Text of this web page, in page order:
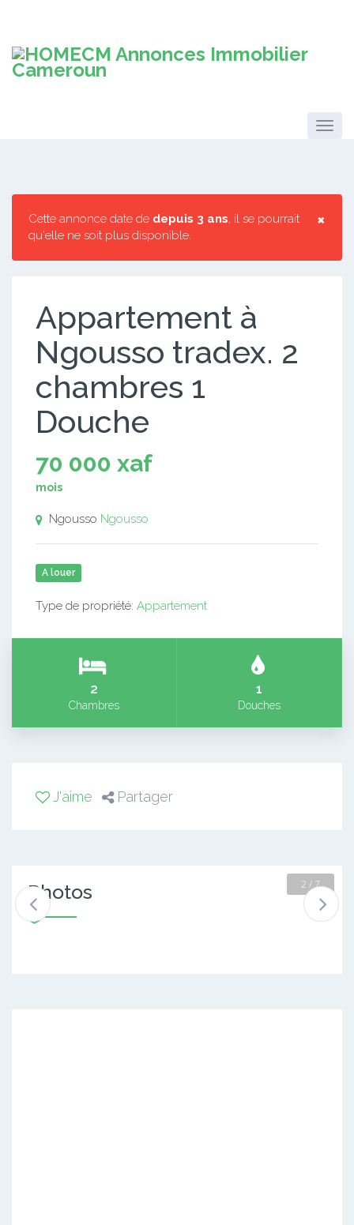
×
Cette annonce date de depuis 3 ans, il se pourrait
qu'elle ne soit plus disponible.
Appartement à
Ngousso tradex. 2
chambres 1
Douche
70 000 xaf
mois
Ngousso Ngousso
A louer
Type de propriété: Appartement
2
Chambres
1
Douches
J'aime Partager
Photos 2 / 7